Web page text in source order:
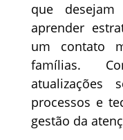
que
aprender
um contato
famílias.
atualizações
processos e
gestão da